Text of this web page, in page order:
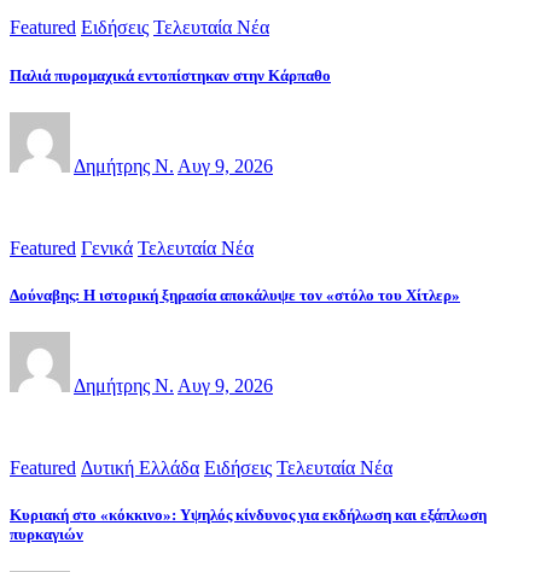
Featured Ειδήσεις Τελευταία Νέα
Παλιά πυρομαχικά εντοπίστηκαν στην Κάρπαθο
Δημήτρης Ν. Αυγ 9, 2026
Featured Γενικά Τελευταία Νέα
Δούναβης: Η ιστορική ξηρασία αποκάλυψε τον «στόλο του Χίτλερ»
Δημήτρης Ν. Αυγ 9, 2026
Featured Δυτική Ελλάδα Ειδήσεις Τελευταία Νέα
Κυριακή στο «κόκκινο»: Υψηλός κίνδυνος για εκδήλωση και εξάπλωση
πυρκαγιών